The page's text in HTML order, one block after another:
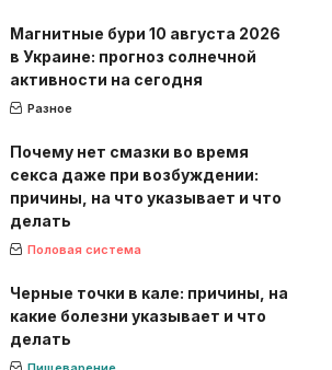
Магнитные бури 10 августа 2026
в Украине: прогноз солнечной
активности на сегодня
Разное
Почему нет смазки во время
секса даже при возбуждении:
причины, на что указывает и что
делать
Половая система
Черные точки в кале: причины, на
какие болезни указывает и что
делать